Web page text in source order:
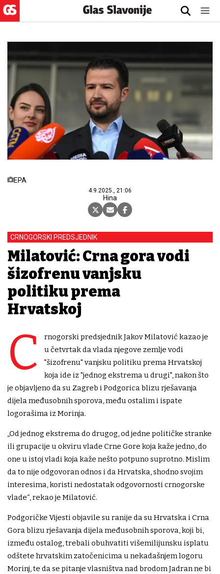
EPA
4.9.2025., 21:06
Hina
CRNOGORSKI PREDSJEDNIK
Milatović: Crna gora vodi
šizofrenu vanjsku
politiku prema
Hrvatskoj
C
rnogorski predsjednik Jakov Milatović kazao je
u četvrtak da vlada njegove zemlje vodi
"šizofrenu" vanjsku politiku prema Hrvatskoj
koja ide iz "jednog ekstrema u drugi", nakon što
je objavljeno da su Zagreb i Podgorica blizu rješavanja
dijela međusobnih sporova, među ostalim i ispate
logorašima iz Morinja.
„Od jednog ekstrema do drugog, od jedne političke stranke
ili grupacije u okviru vlade Crne Gore koja kaže jedno, do
one u istoj vladi koja kaže nešto potpuno suprotno. Mislim
da to nije odgovoran odnos i da Hrvatska, shodno svojim
interesima, koristi nedostatak odgovornosti crnogorske
vlade“, rekao je Milatović.
Podgoričke Vijesti objavile su ranije da su Hrvatska i Crna
Gora blizu rješavanja dijela međusobnih sporova, koji bi,
između ostalog, trebali obuhvatiti višemilijunsku isplatu
odštete hrvatskim zatočenicima u nekadašnjem logoru
Morinj, te da se pitanje vlasništva nad brodom Jadran ne bi